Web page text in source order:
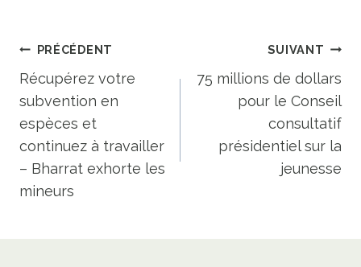
Navigation
de
l’article
PRÉCÉDENT
Récupérez votre
subvention en
espèces et
continuez à travailler
– Bharrat exhorte les
mineurs
SUIVANT
75 millions de dollars
pour le Conseil
consultatif
présidentiel sur la
jeunesse